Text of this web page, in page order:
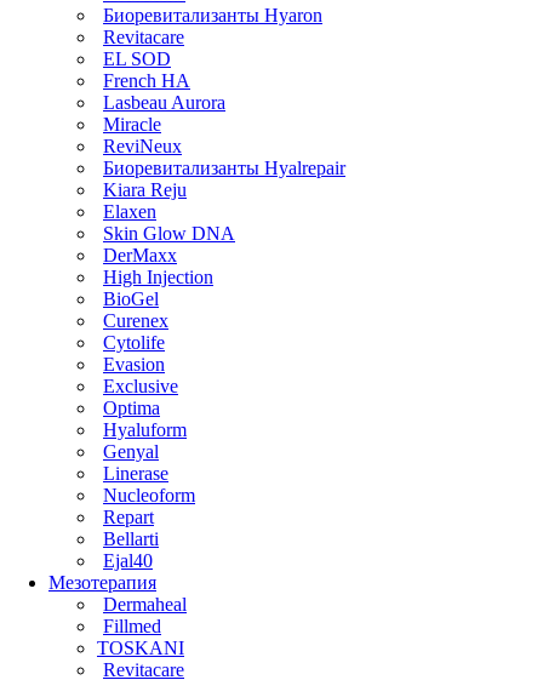
Биоревитализанты Hyaron
Revitacare
EL SOD
French HA
Lasbeau Aurora
Miracle
ReviNeux
Биоревитализанты Hyalrepair
Kiara Reju
Elaxen
Skin Glow DNA
DerMaxx
High Injection
BioGel
Curenex
Cytolife
Evasion
Exclusive
Optima
Hyaluform
Genyal
Linerase
Nucleoform
Repart
Bellarti
Ejal40
Мезотерапия
Dermaheal
Fillmed
TOSKANI
Revitacare